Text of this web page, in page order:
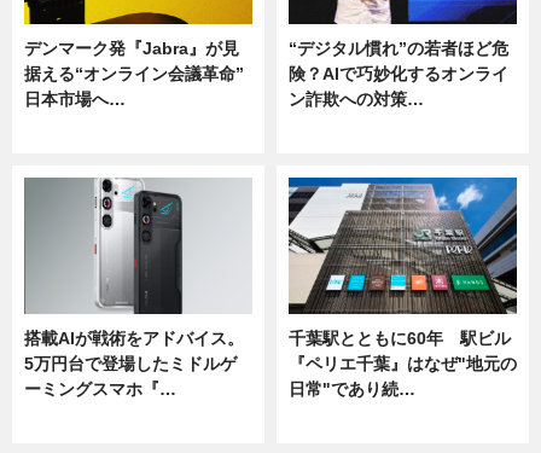
デンマーク発『Jabra』が見
据える“オンライン会議革命”
日本市場へ…
“デジタル慣れ”の若者ほど危
険？AIで巧妙化するオンライ
ン詐欺への対策…
搭載AIが戦術をアドバイス。
5万円台で登場したミドルゲ
ーミングスマホ『…
千葉駅とともに60年 駅ビル
『ペリエ千葉』はなぜ"地元の
日常"であり続…